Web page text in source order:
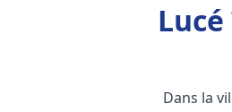
Lucé
Dans la